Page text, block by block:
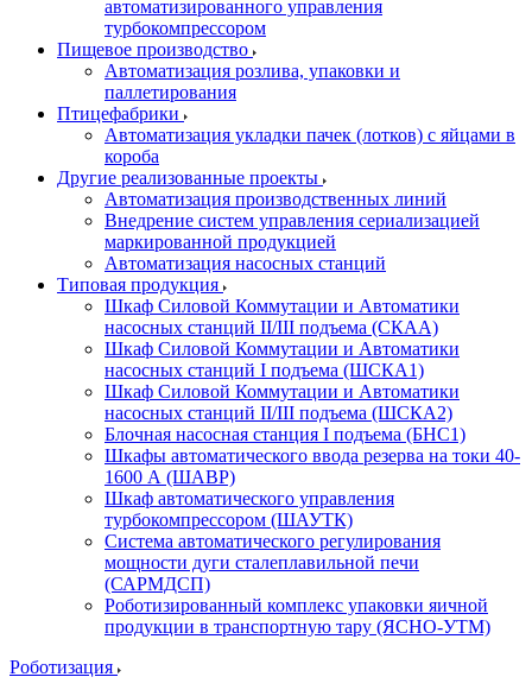
автоматизированного управления
турбокомпрессором
Пищевое производство
Автоматизация розлива, упаковки и
паллетирования
Птицефабрики
Автоматизация укладки пачек (лотков) с яйцами в
короба
Другие реализованные проекты
Автоматизация производственных линий
Внедрение систем управления сериализацией
маркированной продукцией
Автоматизация насосных станций
Типовая продукция
Шкаф Силовой Коммутации и Автоматики
насосных станций II/III подъема (СКАА)
Шкаф Силовой Коммутации и Автоматики
насосных станций I подъема (ШСКА1)
Шкаф Силовой Коммутации и Автоматики
насосных станций II/III подъема (ШСКА2)
Блочная насосная станция I подъема (БНС1)
Шкафы автоматического ввода резерва на токи 40-
1600 А (ШАВР)
Шкаф автоматического управления
турбокомпрессором (ШАУТК)
Система автоматического регулирования
мощности дуги сталеплавильной печи
(САРМДСП)
Роботизированный комплекс упаковки яичной
продукции в транспортную тару (ЯСНО-УТМ)
Роботизация